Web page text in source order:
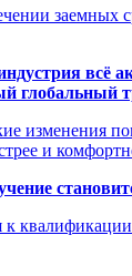
заемных
всё
глобальный
изменения
и